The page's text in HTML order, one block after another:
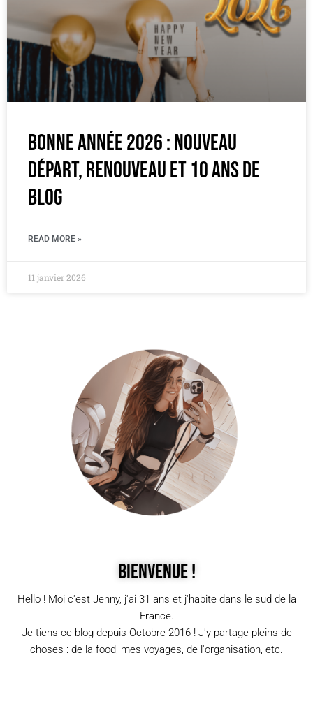
Bonne année 2026 : nouveau
départ, renouveau et 10 ans de
blog
READ MORE »
11 janvier 2026
Bienvenue !
Hello ! Moi c'est Jenny, j'ai 31 ans et j'habite dans le sud de la
France.
Je tiens ce blog depuis Octobre 2016 ! J'y partage pleins de
choses : de la food, mes voyages, de l'organisation, etc.